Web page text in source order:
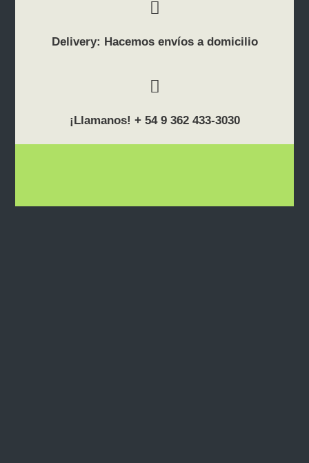
Delivery: Hacemos envíos a domicilio
¡Llamanos! + 54 9 362 433-3030